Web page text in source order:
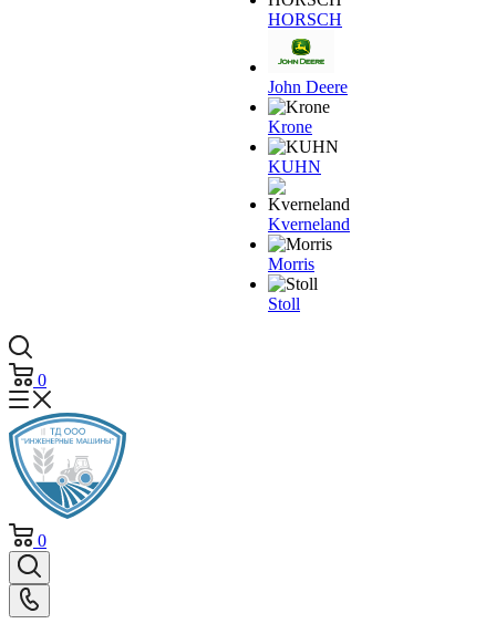
HORSCH
John Deere
Krone
KUHN
Kverneland
Morris
Stoll
0
0